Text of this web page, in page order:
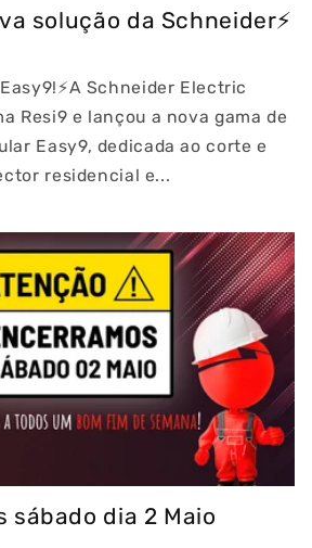
solução da Schneider⚡
Schneider Electric
Resi9 e lançou a nova gama de
Easy9, dedicada ao corte e
residencial e...
sábado dia 2 Maio